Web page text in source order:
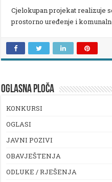
Cjelokupan projekat realizuje
prostorno uređenje i
OGLASNA PLOČA
KONKURSI
OGLASI
JAVNI POZIVI
OBAVJEŠTENJA
ODLUKE / RJEŠENJA